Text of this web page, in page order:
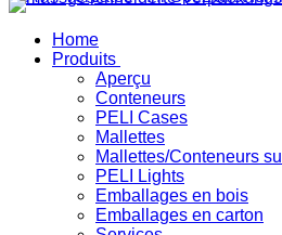
Home
Produits
Aperçu
Conteneurs
PELI Cases
Mallettes
Mallettes/Conteneurs
PELI Lights
Emballages en bois
Emballages en carton